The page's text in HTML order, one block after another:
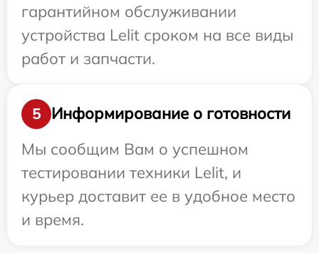
гарантийном обслуживании
устройства Lelit сроком на все виды
работ и запчасти.
5
Информирование о готовности
Мы сообщим Вам о успешном
тестировании техники Lelit, и
курьер доставит ее в удобное место
и время.